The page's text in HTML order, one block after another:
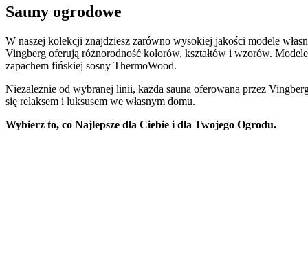
Sauny ogrodowe
W naszej kolekcji znajdziesz zarówno wysokiej jakości modele
Vingberg oferują różnorodność kolorów, kształtów i wzorów.
zapachem fińskiej sosny ThermoWood.
Niezależnie od wybranej linii, każda sauna oferowana przez
się relaksem i luksusem we własnym domu.
Wybierz to, co Najlepsze dla Ciebie i dla Twojego Ogrodu.